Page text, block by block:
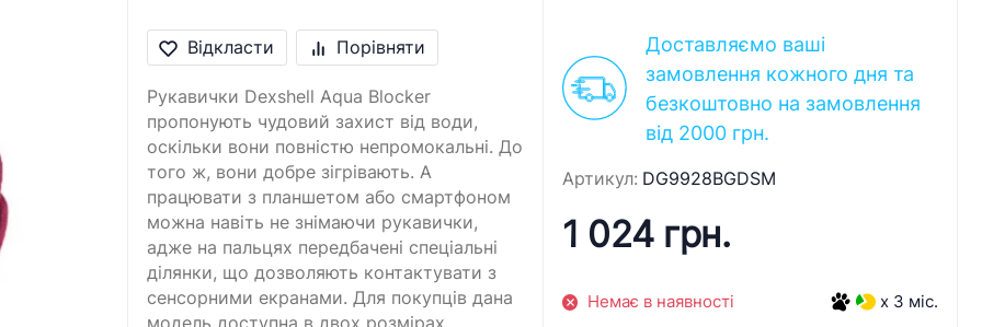
Відкласти Порівняти
Рукавички Dexshell Aqua Blocker
пропонують чудовий захист від води,
оскільки вони повністю непромокальні. До
того ж, вони добре зігрівають. А
працювати з планшетом або смартфоном
можна навіть не знімаючи рукавички,
адже на пальцях передбачені спеціальні
ділянки, що дозволяють контактувати з
сенсорними екранами. Для покупців дана
Доставляємо ваші
замовлення кожного дня та
безкоштовно на замовлення
від 2000 грн.
Артикул: DG9928BGDSM
1 024 грн.
Немає в наявності x 3 міс.